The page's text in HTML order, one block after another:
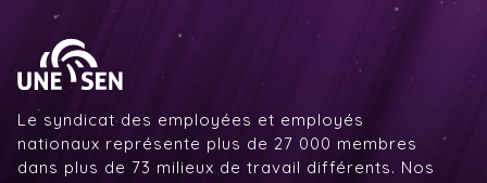
Le syndicat des employées et employés
nationaux représente plus de 27 000 membres
dans plus de 73 milieux de travail différents. Nos